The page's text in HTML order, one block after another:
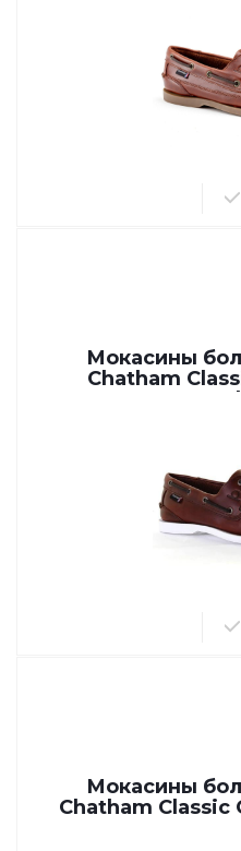
Мокасины
Chatham
Мокасины
Chatham Classic